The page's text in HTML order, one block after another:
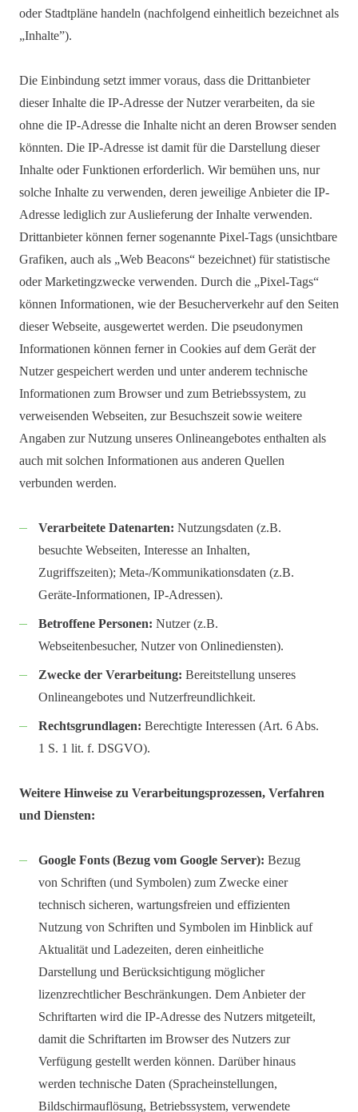
oder Stadtpläne handeln (nachfolgend einheitlich bezeichnet als
„Inhalte”).
Die Einbindung setzt immer voraus, dass die Drittanbieter
dieser Inhalte die IP-Adresse der Nutzer verarbeiten, da sie
ohne die IP-Adresse die Inhalte nicht an deren Browser senden
könnten. Die IP-Adresse ist damit für die Darstellung dieser
Inhalte oder Funktionen erforderlich. Wir bemühen uns, nur
solche Inhalte zu verwenden, deren jeweilige Anbieter die IP-
Adresse lediglich zur Auslieferung der Inhalte verwenden.
Drittanbieter können ferner sogenannte Pixel-Tags (unsichtbare
Grafiken, auch als „Web Beacons“ bezeichnet) für statistische
oder Marketingzwecke verwenden. Durch die „Pixel-Tags“
können Informationen, wie der Besucherverkehr auf den Seiten
dieser Webseite, ausgewertet werden. Die pseudonymen
Informationen können ferner in Cookies auf dem Gerät der
Nutzer gespeichert werden und unter anderem technische
Informationen zum Browser und zum Betriebssystem, zu
verweisenden Webseiten, zur Besuchszeit sowie weitere
Angaben zur Nutzung unseres Onlineangebotes enthalten als
auch mit solchen Informationen aus anderen Quellen
verbunden werden.
Verarbeitete Datenarten: Nutzungsdaten (z.B.
besuchte Webseiten, Interesse an Inhalten,
Zugriffszeiten); Meta-/Kommunikationsdaten (z.B.
Geräte-Informationen, IP-Adressen).
Betroffene Personen: Nutzer (z.B.
Webseitenbesucher, Nutzer von Onlinediensten).
Zwecke der Verarbeitung: Bereitstellung unseres
Onlineangebotes und Nutzerfreundlichkeit.
Rechtsgrundlagen: Berechtigte Interessen (Art. 6 Abs.
1 S. 1 lit. f. DSGVO).
Weitere Hinweise zu Verarbeitungsprozessen, Verfahren
und Diensten:
Google Fonts (Bezug vom Google Server): Bezug
von Schriften (und Symbolen) zum Zwecke einer
technisch sicheren, wartungsfreien und effizienten
Nutzung von Schriften und Symbolen im Hinblick auf
Aktualität und Ladezeiten, deren einheitliche
Darstellung und Berücksichtigung möglicher
lizenzrechtlicher Beschränkungen. Dem Anbieter der
Schriftarten wird die IP-Adresse des Nutzers mitgeteilt,
damit die Schriftarten im Browser des Nutzers zur
Verfügung gestellt werden können. Darüber hinaus
werden technische Daten (Spracheinstellungen,
Bildschirmauflösung, Betriebssystem, verwendete